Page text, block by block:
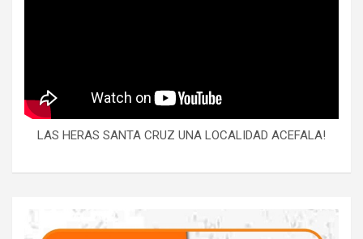
LAS HERAS SANTA CRUZ UNA LOCALIDAD ACEFALA!